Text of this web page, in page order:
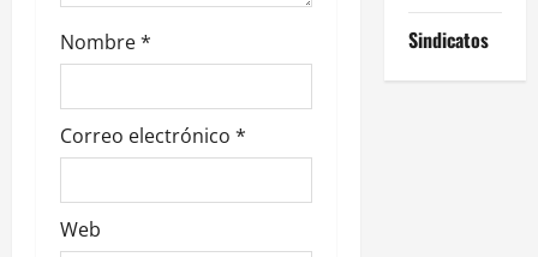
a
s
Nombre*
Correo electrónico *
Web
Sindicatos